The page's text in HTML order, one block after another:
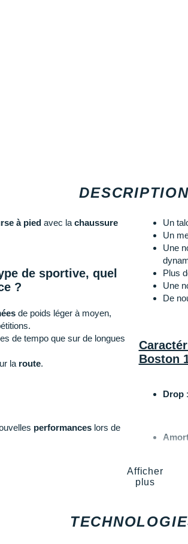
DESCRIPTION
à pied avec la chaussure
de sportive, quel
?
de poids léger à moyen,
de tempo que sur de longues
la route.
performances lors de
Un
Un
Une
Plus
Une
De
Boston
Drop:
Afficher
plus